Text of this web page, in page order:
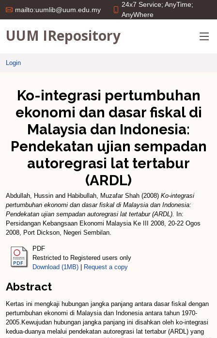
mailto:uumlib@uum.edu.my
24x7 Service; AnyTime;
AnyWhere
UUM IRepository
Login
Ko-integrasi pertumbuhan
ekonomi dan dasar fiskal di
Malaysia dan Indonesia:
Pendekatan ujian sempadan
autoregrasi lat tertabur
(ARDL)
Abdullah, Hussin and Habibullah, Muzafar Shah (2008) Ko-integrasi
pertumbuhan ekonomi dan dasar fiskal di Malaysia dan Indonesia:
Pendekatan ujian sempadan autoregrasi lat tertabur (ARDL).
In:
Persidangan Kebangsaan Ekonomi Malaysia Ke III 2008, 20-22 Ogos
2008, Port Dickson, Negeri Sembilan.
PDF
Restricted to Registered users only
Download (1MB)
Request a copy
Abstract
Kertas ini mengkaji hubungan jangka panjang antara dasar fiskal dengan
pertumbuhan ekonomi di Malaysia dan Indonesia antara tahun 1970-
2005.Kewujudan hubungan jangka panjang ini disahkan oleh ko-integrasi
kedua-duanya melalui pendekatan autoregrasi lat tertabur (ARDL) yang